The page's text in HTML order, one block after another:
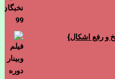
و رفع اشکال}